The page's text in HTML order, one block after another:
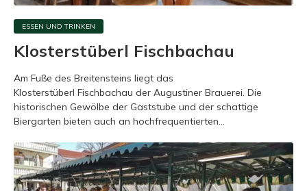
ESSEN UND TRINKEN
Klosterstüberl Fischbachau
Am Fuße des Breitensteins liegt das
Klosterstüberl Fischbachau der Augustiner Brauerei. Die
historischen Gewölbe der Gaststube und der schattige
Biergarten bieten auch an hochfrequentierten...